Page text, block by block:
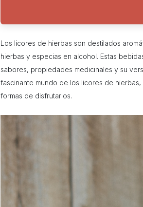
Los licores de hierbas son destilados
hierbas y especias en alcohol. Estas
sabores, propiedades medicinales y su
fascinante mundo de los licores de
formas de disfrutarlos.